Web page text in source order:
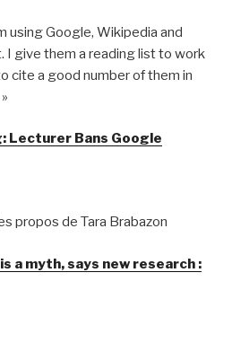
using Google, Wikipedia and
I give them a reading list to work
cite a good number of them in
Lecturer Bans Google
propos de Tara Brabazon
a myth, says new research :